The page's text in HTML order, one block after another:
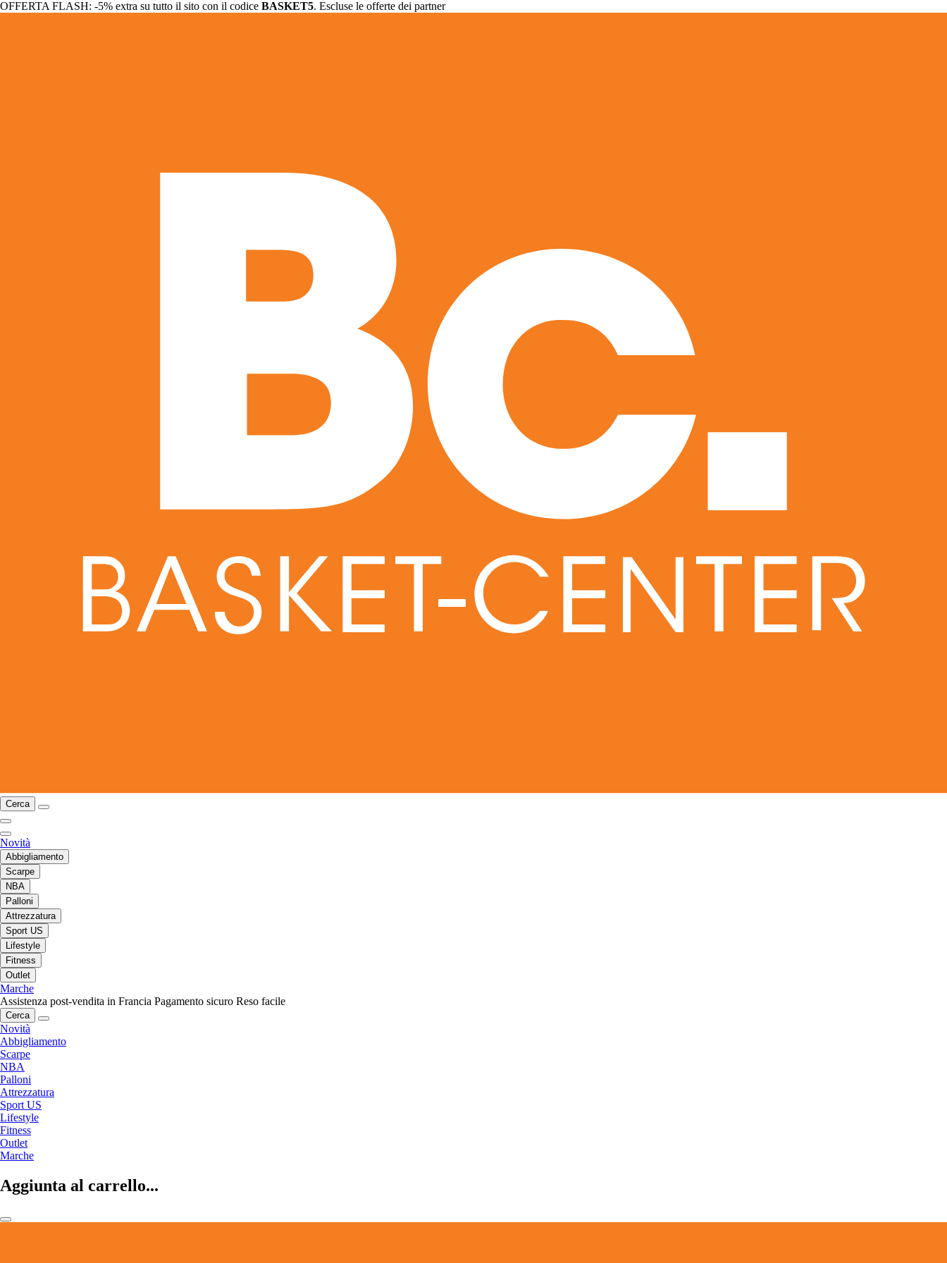
OFFERTA FLASH: -5% extra su tutto il sito con il codice BASKET5. Escluse le offerte dei partner
Cerca
Novità
Abbigliamento
Scarpe
NBA
Palloni
Attrezzatura
Sport US
Lifestyle
Fitness
Outlet
Marche
Assistenza post-vendita in Francia Pagamento sicuro Reso facile
Cerca
Novità
Abbigliamento
Scarpe
NBA
Palloni
Attrezzatura
Sport US
Lifestyle
Fitness
Outlet
Marche
Aggiunta al carrello...